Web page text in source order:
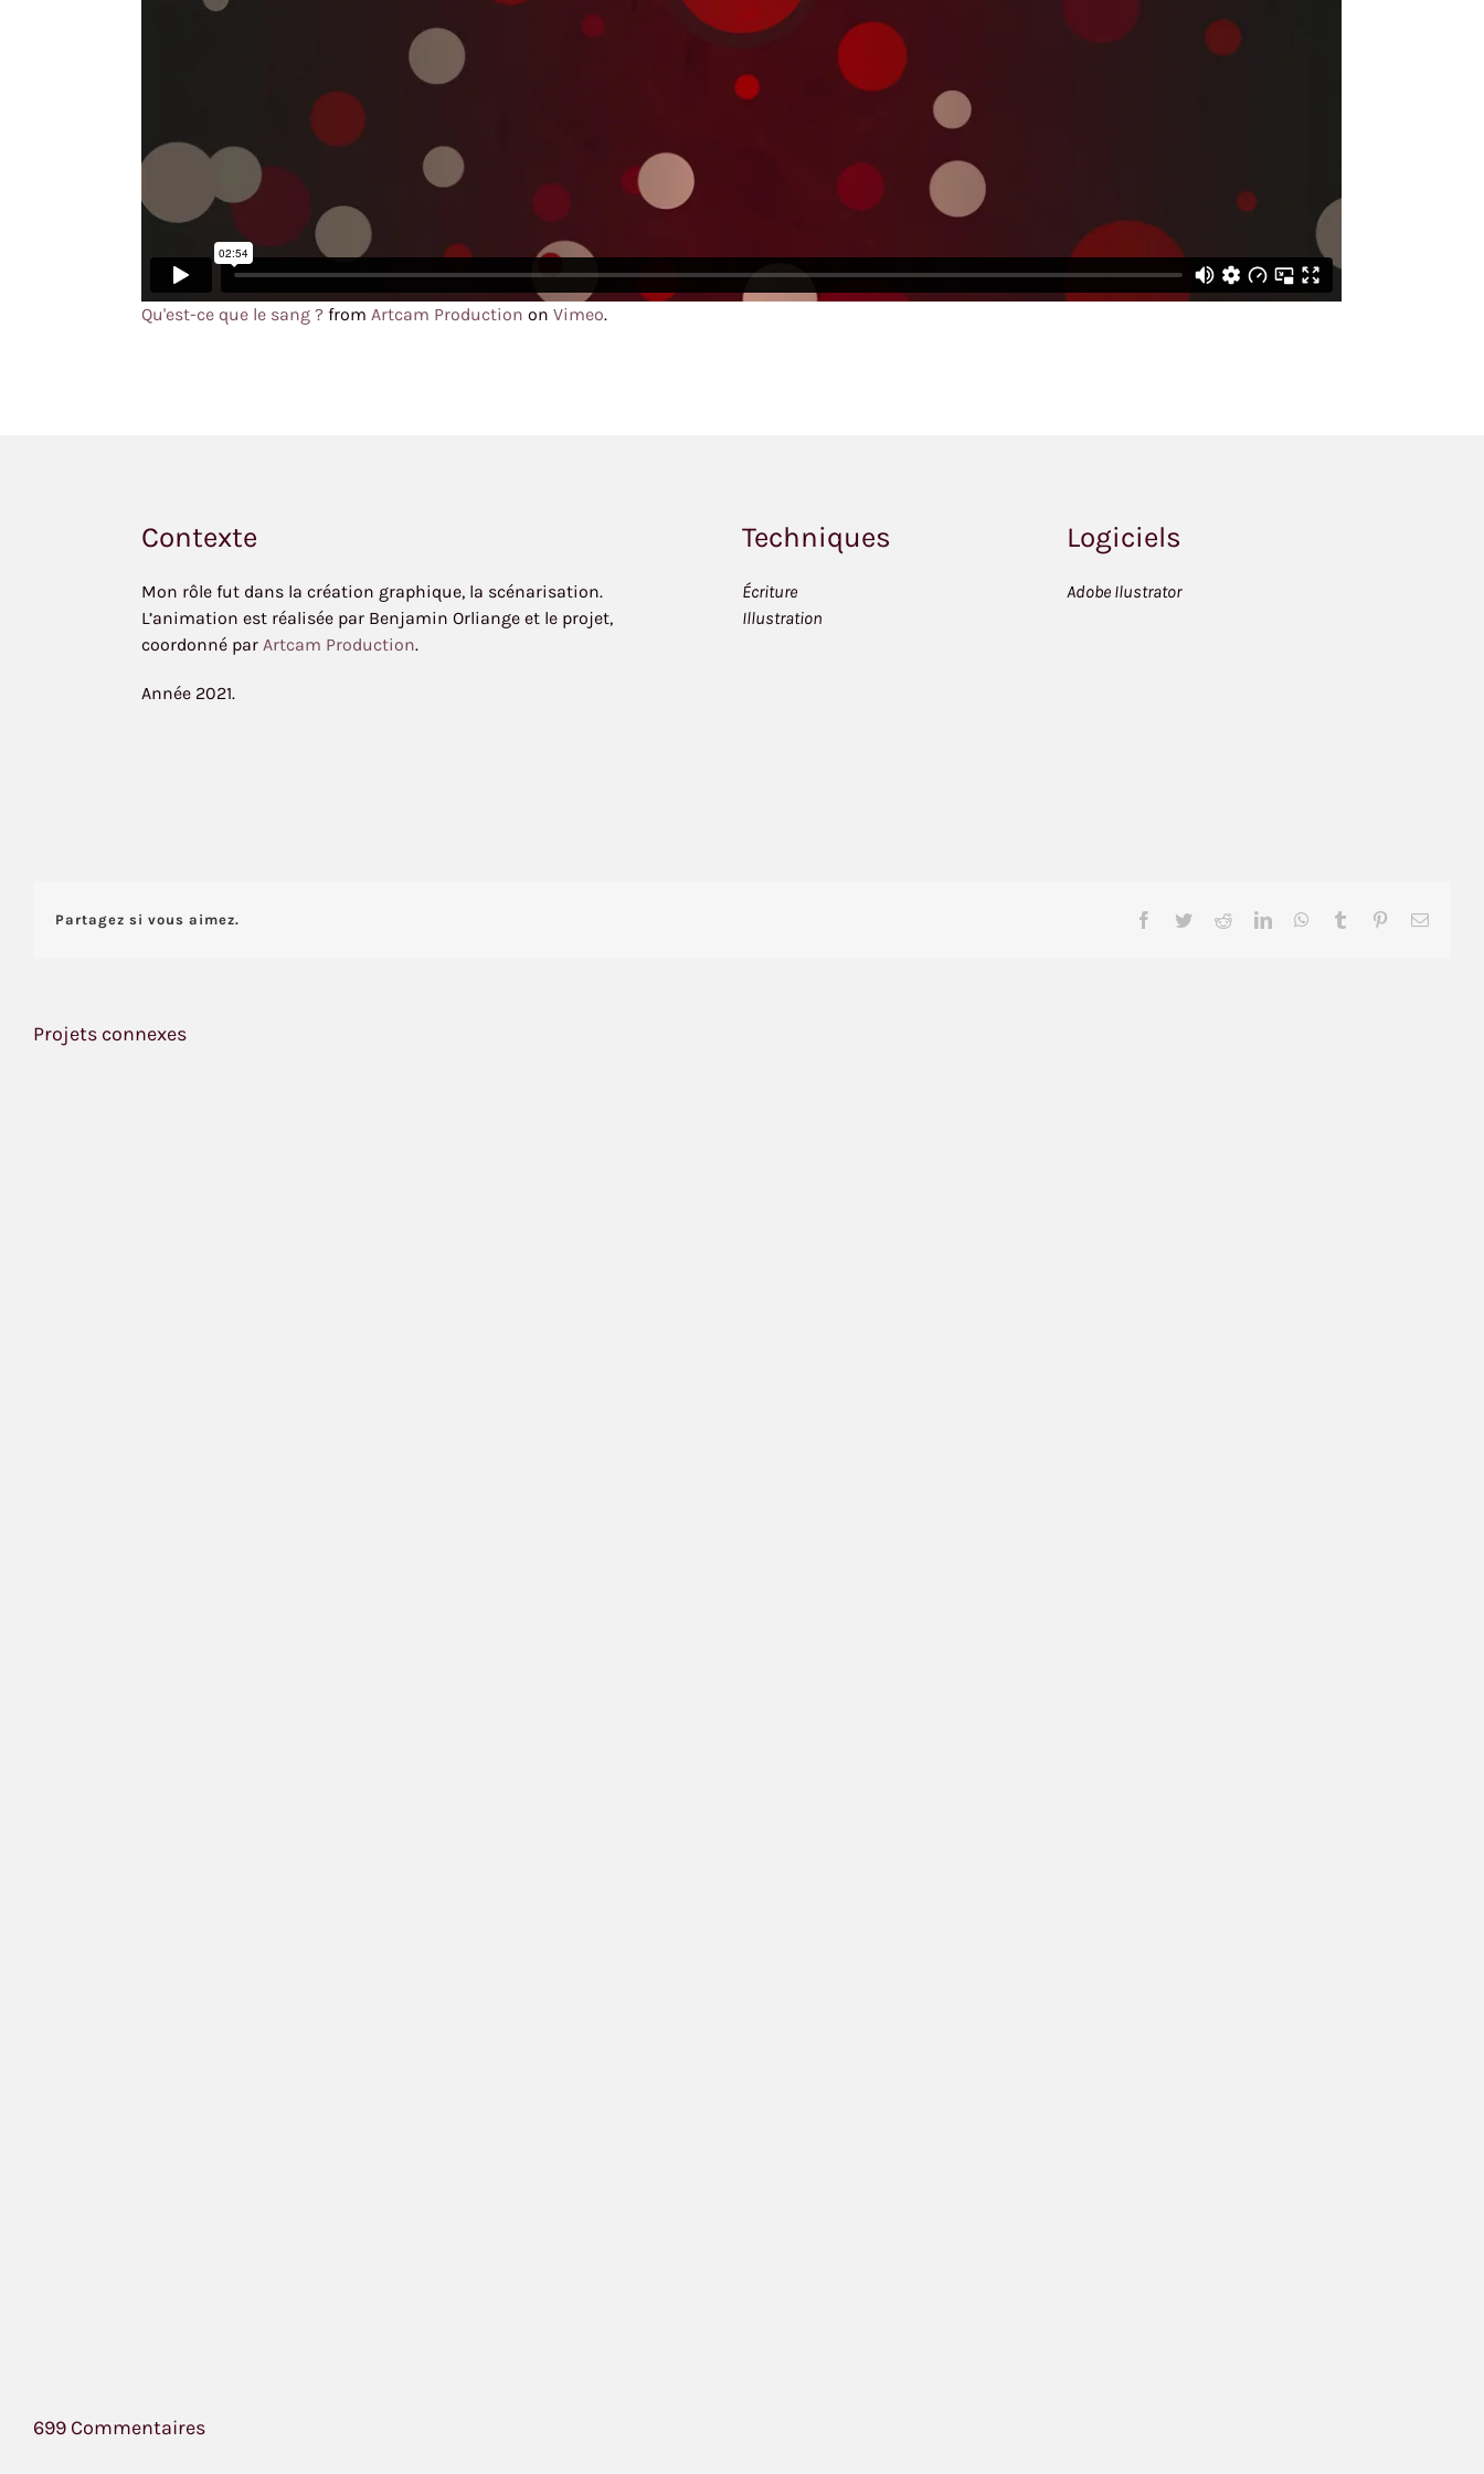
Qu'est-ce que le sang ? fromArtcam Production onVimeo.
Contexte
Mon rôle fut dans la création graphique, la scénarisation.
L’animation est réalisée par Benjamin Orliange et le projet,
coordonné parArtcam Production.
Année 2021.
Techniques
Écriture
Illustration
Logiciels
Adobe Ilustrator
Partagez si vous aimez. Facebook
TwitterRedditLinkedInWhatsApp
Tumblr PinterestEmail
Projets connexes
699 Commentaires